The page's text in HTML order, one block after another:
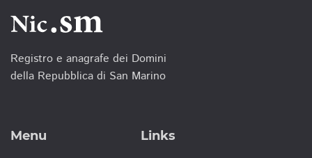
Registro e anagrafe dei Domini
della Repubblica di San Marino
Menu Links